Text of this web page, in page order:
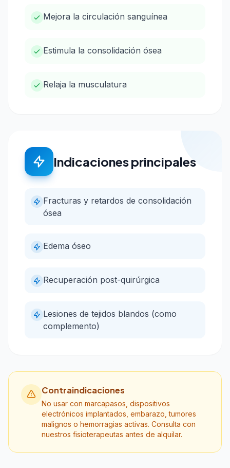
Mejora la circulación sanguínea
Estimula la consolidación ósea
Relaja la musculatura
Indicaciones principales
Fracturas y retardos de consolidación
ósea
Edema óseo
Recuperación post-quirúrgica
Lesiones de tejidos blandos (como
complemento)
Contraindicaciones
No usar con marcapasos, dispositivos
electrónicos implantados, embarazo, tumores
malignos o hemorragias activas. Consulta con
nuestros fisioterapeutas antes de alquilar.